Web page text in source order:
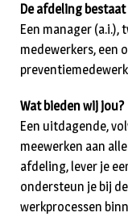
De afdeling
Een manager (a.i.),
medewerkers, een
Wat bieden wij jou?
Een uitdagende,
meewerken aan
afdeling, lever je
ondersteun je bij
werkprocessen